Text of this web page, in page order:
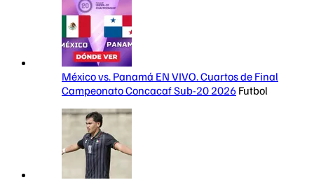
México vs. Panamá EN VIVO. Cuartos de Final
Campeonato Concacaf Sub-20 2026 Futbol